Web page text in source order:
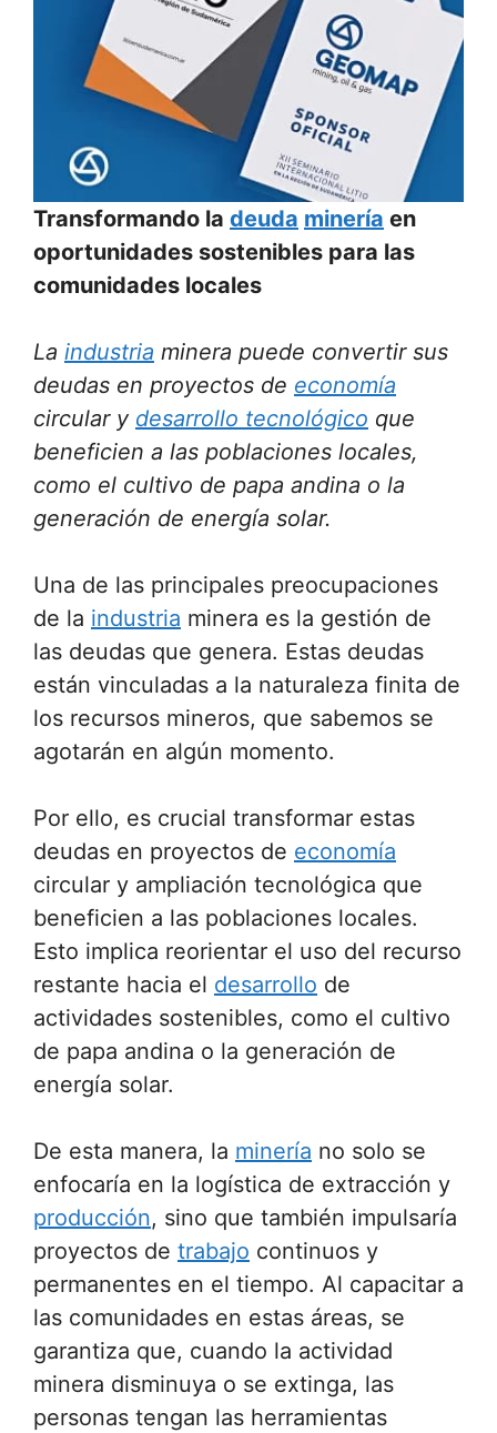
Transformando la deuda minería en
oportunidades sostenibles para las
comunidades locales
La industria minera puede convertir sus
deudas en proyectos de economía
circular y desarrollo tecnológico que
beneficien a las poblaciones locales,
como el cultivo de papa andina o la
generación de energía solar.
Una de las principales preocupaciones
de la industria minera es la gestión de
las deudas que genera. Estas deudas
están vinculadas a la naturaleza finita de
los recursos mineros, que sabemos se
agotarán en algún momento.
Por ello, es crucial transformar estas
deudas en proyectos de economía
circular y ampliación tecnológica que
beneficien a las poblaciones locales.
Esto implica reorientar el uso del recurso
restante hacia el desarrollo de
actividades sostenibles, como el cultivo
de papa andina o la generación de
energía solar.
De esta manera, la minería no solo se
enfocaría en la logística de extracción y
producción, sino que también impulsaría
proyectos de trabajo continuos y
permanentes en el tiempo. Al capacitar a
las comunidades en estas áreas, se
garantiza que, cuando la actividad
minera disminuya o se extinga, las
personas tengan las herramientas